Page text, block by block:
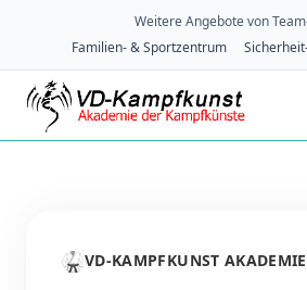
Weitere Angebote von
Familien- & Sportzentrum
🥋VD-KAMPFKUNST AKADEMIE